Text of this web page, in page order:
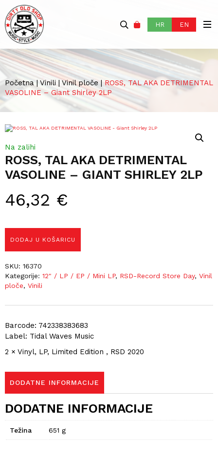
HR EN
Početna | Vinili | Vinil ploče|ROSS, TAL AKA DETRIMENTAL
VASOLINE – Giant Shirley 2LP
ROSS, TAL AKA DETRIMENTAL
VASOLINE – GIANT SHIRLEY 2LP
46,32 €
Barcode: 742338383683
Label: Tidal Waves Music
2 × Vinyl, LP, Limited Edition , RSD 2020
Na zalihi
DODAJ U KOŠARICU
SKU: 16370
Kategorije: 12" / LP / EP / Mini LP, RSD-Record Store Day, Vinil
ploče, Vinili
DODATNE INFORMACIJE
DODATNE INFORMACIJE
Težina 651 g